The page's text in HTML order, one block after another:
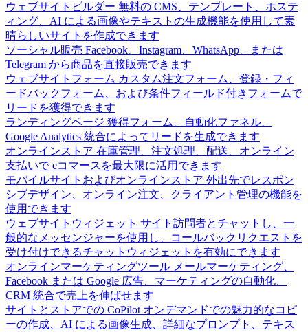
ウェブサイトビルダー 無料の CMS、テンプレート、ホステ
ィング、AI による画像やテキストの生成機能を使用して素
晴らしいサイトを作成できます
ソーシャル販売 Facebook、Instagram、WhatsApp、または
Telegram から商品を直接販売できます
ウェブサイトフォーム カスタム注文フォーム、登録・フィ
ードバックフォーム、および条件フィールド付きフォームで
リードを獲得できます
ランディングページ 獲得フォーム、自動化ファネル、
Google Analytics 統合によってリードを生成できます
オンラインストア 在庫管理、注文処理、配送、オンライン
支払いで eコマースを最大限に活用できます
モバイルサイトおよびオンラインストア 外出先でレスポン
シブデザイン、オンライン注文、クライアント管理の機能を
使用できます
ウェブサイトウィジェット サイト訪問者とチャットし、一
般的なメッセンジャーを使用し、コールバックリクエストを
受け付けできるチャットウィジェットを有効にできます
オンラインマーケティングツール メールマーケティング、
Facebook または Google 広告、マーケティングの自動化、
CRM 統合で売上を伸ばせます
サイトとストアでの CoPilot オンデマンドでの魅力的なコピ
ーの作成、AI による画像生成、詳細なプロンプト、テキス